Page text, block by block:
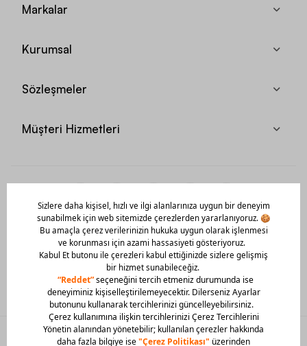
Markalar
Kurumsal
Sözleşmeler
Müşteri Hizmetleri
Mobil Uygulamamızı Hemen İndir!